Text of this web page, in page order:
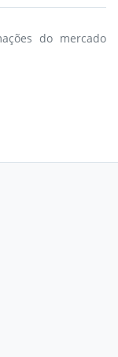
do mercado